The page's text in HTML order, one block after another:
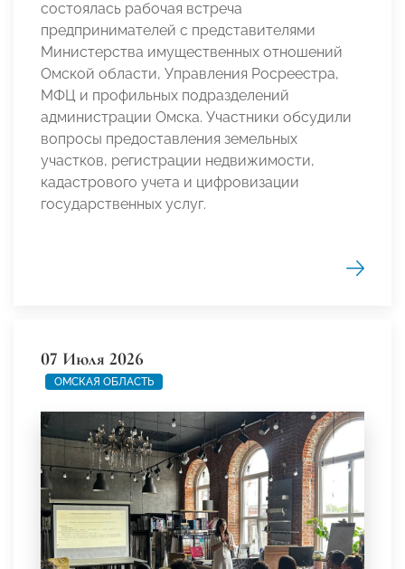
состоялась рабочая встреча
предпринимателей с представителями
Министерства имущественных отношений
Омской области, Управления Росреестра,
МФЦ и профильных подразделений
администрации Омска. Участники обсудили
вопросы предоставления земельных
участков, регистрации недвижимости,
кадастрового учета и цифровизации
государственных услуг.
07 Июля 2026
ОМСКАЯ ОБЛАСТЬ